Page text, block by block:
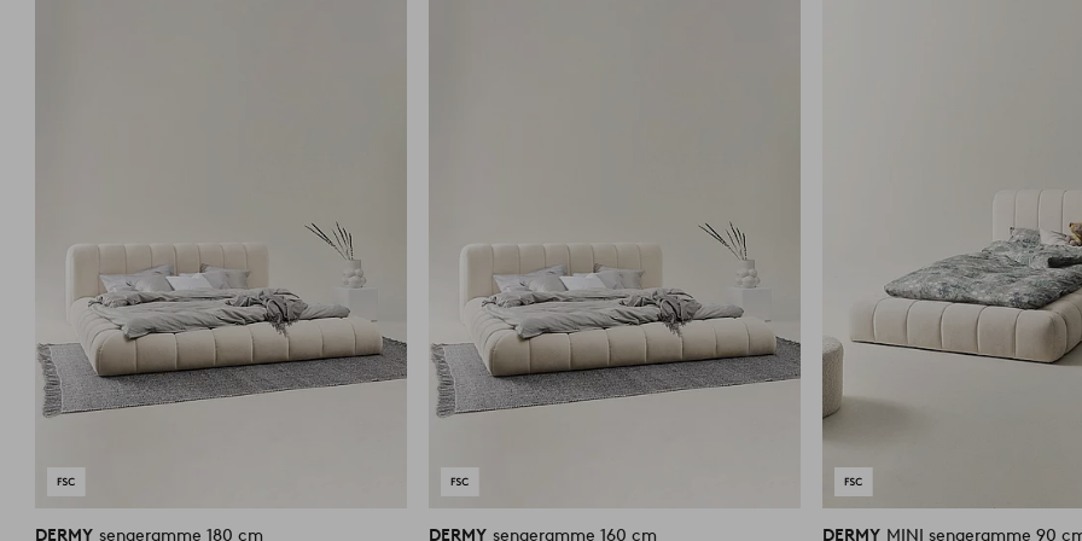
DERMY sengeramme 180 cm DERMY sengeramme 160 cm DERMY MINI sengeramme 90